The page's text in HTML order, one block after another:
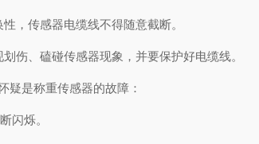
传感器电缆线不得随意截断。
、磕碰传感器现象，并要保护好电缆线。
是称重传感器的故障：
闪烁。